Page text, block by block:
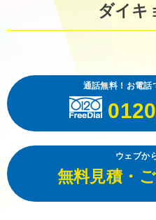
ダイキ
通話無料！お電話
ウェブか
無料見積・